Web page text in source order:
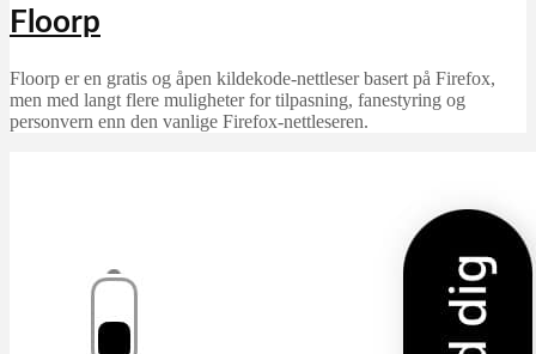
Floorp
Floorp er en gratis og åpen kildekode-nettleser basert på Firefox,
men med langt flere muligheter for tilpasning, fanestyring og
personvern enn den vanlige Firefox-nettleseren.